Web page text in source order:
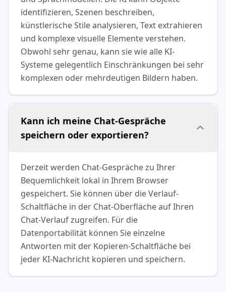
identifizieren, Szenen beschreiben,
künstlerische Stile analysieren, Text extrahieren
und komplexe visuelle Elemente verstehen.
Obwohl sehr genau, kann sie wie alle KI-
Systeme gelegentlich Einschränkungen bei sehr
komplexen oder mehrdeutigen Bildern haben.
Kann ich meine Chat-Gespräche
speichern oder exportieren?
Derzeit werden Chat-Gespräche zu Ihrer
Bequemlichkeit lokal in Ihrem Browser
gespeichert. Sie können über die Verlauf-
Schaltfläche in der Chat-Oberfläche auf Ihren
Chat-Verlauf zugreifen. Für die
Datenportabilität können Sie einzelne
Antworten mit der Kopieren-Schaltfläche bei
jeder KI-Nachricht kopieren und speichern.